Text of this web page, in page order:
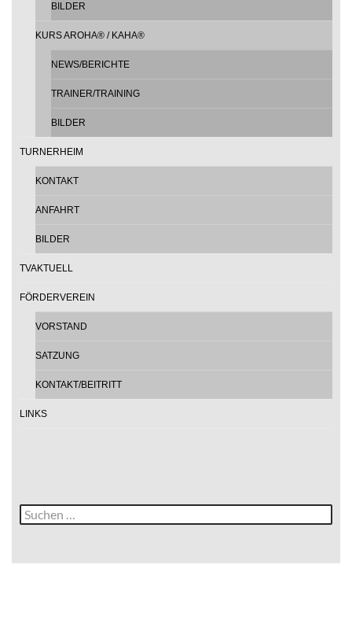
BILDER
KURS AROHA® / KAHA®
NEWS/BERICHTE
TRAINER/TRAINING
BILDER
TURNERHEIM
KONTAKT
ANFAHRT
BILDER
TVAKTUELL
FÖRDERVEREIN
VORSTAND
SATZUNG
KONTAKT/BEITRITT
LINKS
Suche
nach: